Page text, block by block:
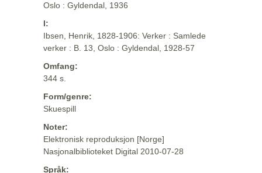
Oslo : Gyldendal, 1936
I:
Ibsen, Henrik, 1828-1906: Verker : Samlede
verker : B. 13, Oslo : Gyldendal, 1928-57
Omfang:
344 s.
Form/genre:
Skuespill
Noter:
Elektronisk reproduksjon [Norge]
Nasjonalbiblioteket Digital 2010-07-28
Språk: